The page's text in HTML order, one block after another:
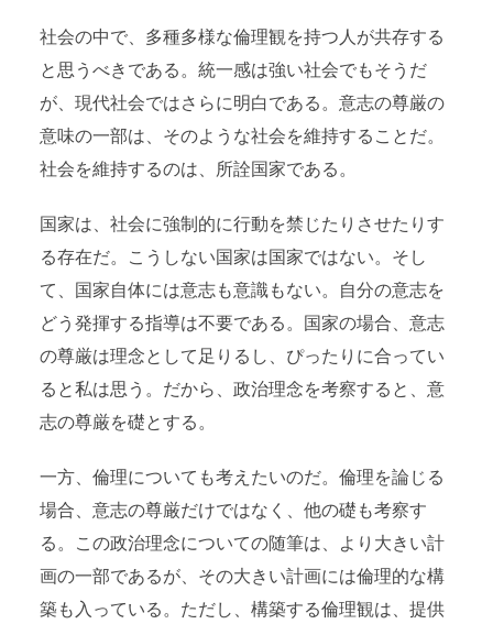
社会の中で、多種多様な倫理観を持つ人が共存する
と思うべきである。統一感は強い社会でもそうだ
が、現代社会ではさらに明白である。意志の尊厳の
意味の一部は、そのような社会を維持することだ。
社会を維持するのは、所詮国家である。
国家は、社会に強制的に行動を禁じたりさせたりす
る存在だ。こうしない国家は国家ではない。そし
て、国家自体には意志も意識もない。自分の意志を
どう発揮する指導は不要である。国家の場合、意志
の尊厳は理念として足りるし、ぴったりに合ってい
ると私は思う。だから、政治理念を考察すると、意
志の尊厳を礎とする。
一方、倫理についても考えたいのだ。倫理を論じる
場合、意志の尊厳だけではなく、他の礎も考察す
る。この政治理念についての随筆は、より大きい計
画の一部であるが、その大きい計画には倫理的な構
築も入っている。ただし、構築する倫理観は、提供